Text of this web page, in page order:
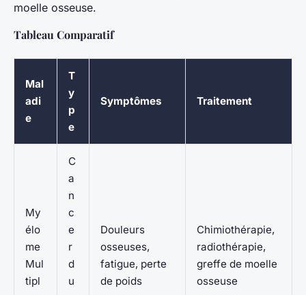
moelle osseuse.
Tableau Comparatif
Mal
adi
e
T
y
p
e
Symptômes Traitement
My
élo
me
Mul
tipl
C
a
n
c
e
r
d
u
Douleurs
osseuses,
fatigue, perte
de poids
Chimiothérapie,
radiothérapie,
greffe de moelle
osseuse